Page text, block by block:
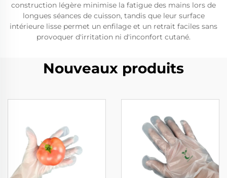
construction légère minimise la fatigue des mains lors de
longues séances de cuisson, tandis que leur surface
intérieure lisse permet un enfilage et un retrait faciles sans
provoquer d'irritation ni d'inconfort cutané.
Nouveaux produits